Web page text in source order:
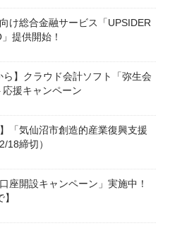
け総合金融サービス「UPSIDER
提供開始！
ら】クラウド会計ソフト「弥生会
援キャンペーン
「気仙沼市創造的産業復興支援
18締切）
座開設キャンペーン」実施中！